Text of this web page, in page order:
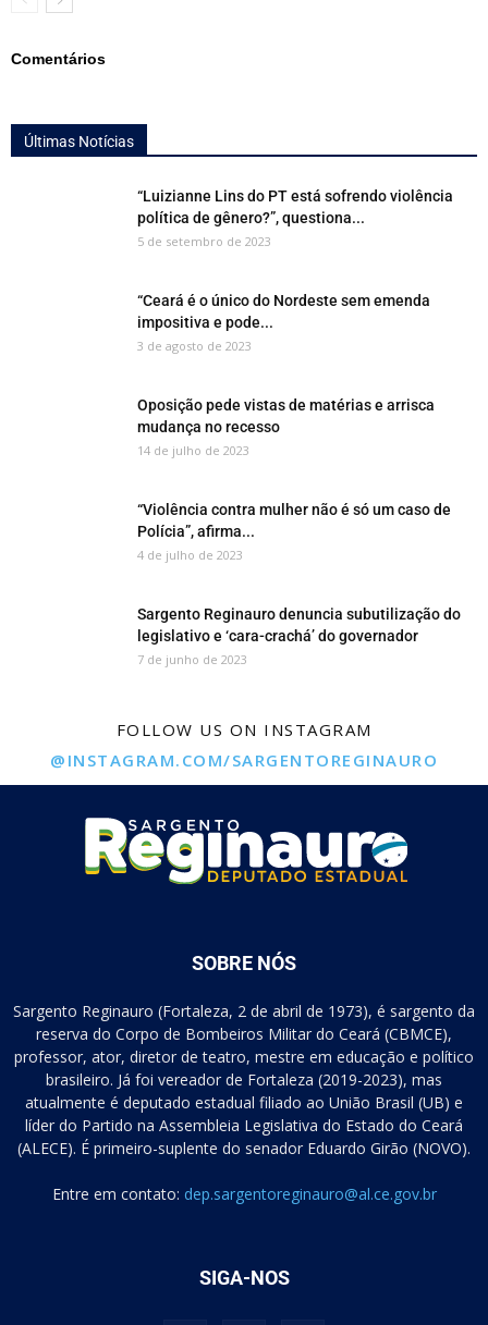
Comentários
Últimas Notícias
“Luizianne Lins do PT está sofrendo violência
política de gênero?”, questiona...
5 de setembro de 2023
“Ceará é o único do Nordeste sem emenda
impositiva e pode...
3 de agosto de 2023
Oposição pede vistas de matérias e arrisca
mudança no recesso
14 de julho de 2023
“Violência contra mulher não é só um caso de
Polícia”, afirma...
4 de julho de 2023
Sargento Reginauro denuncia subutilização do
legislativo e ‘cara-crachá’ do governador
7 de junho de 2023
FOLLOW US ON INSTAGRAM
@INSTAGRAM.COM/SARGENTOREGINAURO
SOBRE NÓS
Sargento Reginauro (Fortaleza, 2 de abril de 1973), é sargento da
reserva do Corpo de Bombeiros Militar do Ceará (CBMCE),
professor, ator, diretor de teatro, mestre em educação e político
brasileiro. Já foi vereador de Fortaleza (2019-2023), mas
atualmente é deputado estadual filiado ao União Brasil (UB) e
líder do Partido na Assembleia Legislativa do Estado do Ceará
(ALECE). É primeiro-suplente do senador Eduardo Girão (NOVO).
Entre em contato: dep.sargentoreginauro@al.ce.gov.br
SIGA-NOS